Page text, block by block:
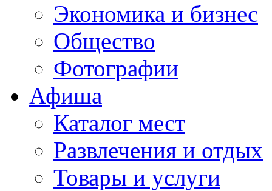
Экономика и бизнес
Общество
Фотографии
Афиша
Каталог мест
Развлечения и отдых
Товары и услуги